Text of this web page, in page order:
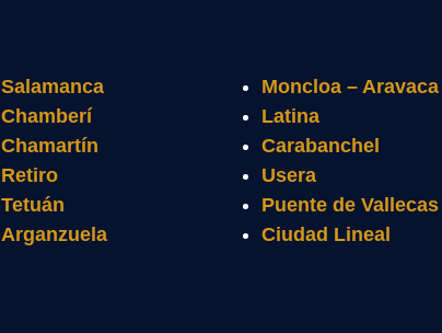
Salamanca
Chamberí
Chamartín
Retiro
Tetuán
Arganzuela
Moncloa – Aravaca
Latina
Carabanchel
Usera
Puente de Vallecas
Ciudad Lineal